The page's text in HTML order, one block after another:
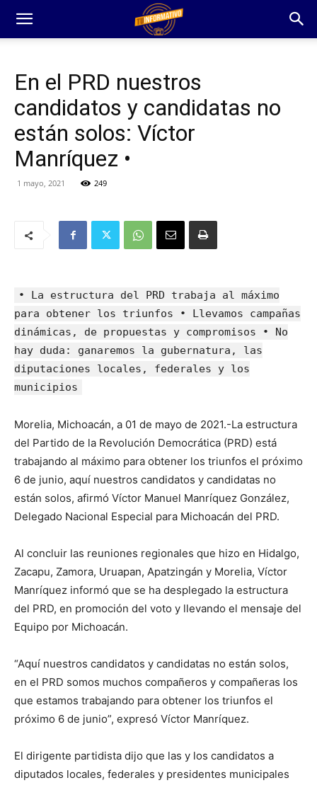
En el PRD nuestros
candidatos y candidatas no
están solos: Víctor
Manríquez •
1 mayo, 2021 249
• La estructura del PRD trabaja al máximo
para obtener los triunfos • Llevamos campañas
dinámicas, de propuestas y compromisos • No
hay duda: ganaremos la gubernatura, las
diputaciones locales, federales y los
municipios
Morelia, Michoacán, a 01 de mayo de 2021.-La estructura
del Partido de la Revolución Democrática (PRD) está
trabajando al máximo para obtener los triunfos el próximo
6 de junio, aquí nuestros candidatos y candidatas no
están solos, afirmó Víctor Manuel Manríquez González,
Delegado Nacional Especial para Michoacán del PRD.
Al concluir las reuniones regionales que hizo en Hidalgo,
Zacapu, Zamora, Uruapan, Apatzingán y Morelia, Víctor
Manríquez informó que se ha desplegado la estructura
del PRD, en promoción del voto y llevando el mensaje del
Equipo por Michoacán.
“Aquí nuestros candidatos y candidatas no están solos,
en el PRD somos muchos compañeros y compañeras los
que estamos trabajando para obtener los triunfos el
próximo 6 de junio”, expresó Víctor Manríquez.
El dirigente partidista dijo que las y los candidatos a
diputados locales, federales y presidentes municipales